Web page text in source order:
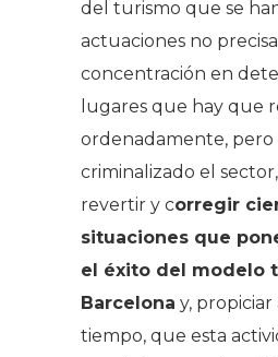
del turismo que se
actuaciones no
concentración en
lugares que hay que
ordenadamente, pero
criminalizado el
revertir y corregir
situaciones que
el éxito del modelo
Barcelona y, propiciar
tiempo, que esta